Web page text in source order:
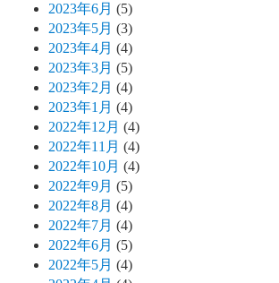
2023年6月 (5)
2023年5月 (3)
2023年4月 (4)
2023年3月 (5)
2023年2月 (4)
2023年1月 (4)
2022年12月 (4)
2022年11月 (4)
2022年10月 (4)
2022年9月 (5)
2022年8月 (4)
2022年7月 (4)
2022年6月 (5)
2022年5月 (4)